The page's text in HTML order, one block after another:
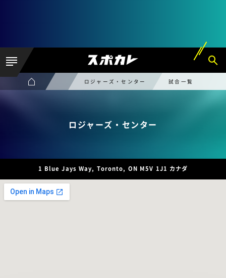
ロジャーズ・センター 試合一覧
ロジャーズ・センター
1 Blue Jays Way, Toronto, ON M5V 1J1 カナダ